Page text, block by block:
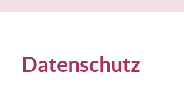
Datenschutz